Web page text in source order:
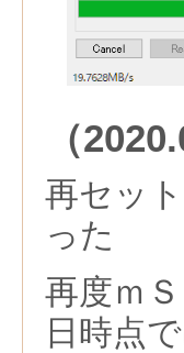
（
再セッ
った
再度ｍ
日時点